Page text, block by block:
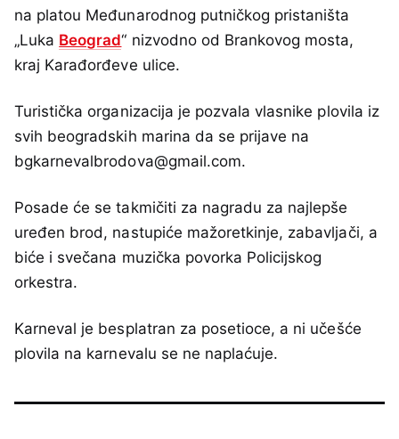
na platou Međunarodnog putničkog pristaništa
„Luka Beograd“ nizvodno od Brankovog mosta,
kraj Karađorđeve ulice.
Turistička organizacija je pozvala vlasnike plovila iz
svih beogradskih marina da se prijave na
bgkarnevalbrodova@gmail.com.
Posade će se takmičiti za nagradu za najlepše
uređen brod, nastupiće mažoretkinje, zabavljači, a
biće i svečana muzička povorka Policijskog
orkestra.
Karneval je besplatran za posetioce, a ni učešće
plovila na karnevalu se ne naplaćuje.